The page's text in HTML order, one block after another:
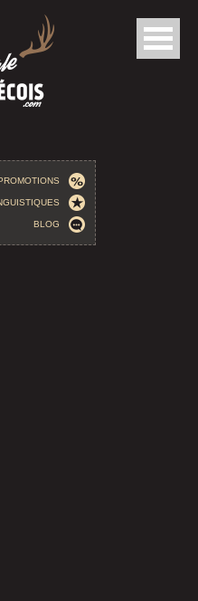
BLOG